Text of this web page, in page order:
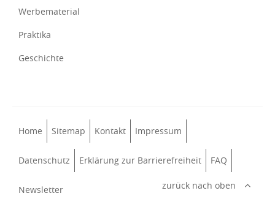
Werbematerial
Praktika
Geschichte
Home Sitemap Kontakt Impressum
Datenschutz Erklärung zur Barrierefreiheit FAQ
Newsletter zurück nach oben